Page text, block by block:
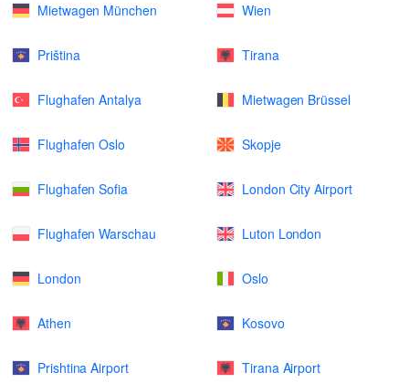
Mietwagen München Wien
Priština Tirana
Flughafen Antalya Mietwagen Brüssel
Flughafen Oslo Skopje
Flughafen Sofia London City Airport
Flughafen Warschau Luton London
London Oslo
Athen Kosovo
Prishtina Airport Tirana Airport